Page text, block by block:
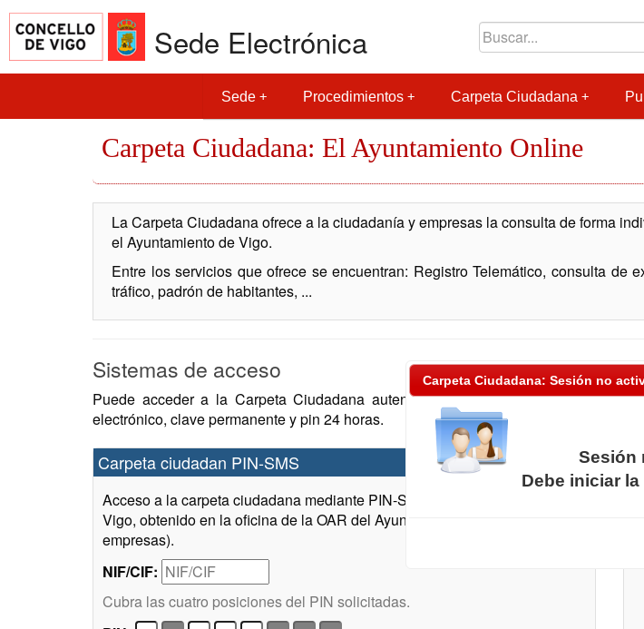
Sede Electrónica
Sede Procedimientos Carpeta Ciudadana
Carpeta Ciudadana: El Ayuntamiento Online
La Carpeta Ciudadana ofrece a la ciudadanía y empresas la consulta de forma
el Ayuntamiento de Vigo.
Entre los servicios que ofrece se encuentran: Registro Telemático, consulta de
tráfico, padrón de habitantes, ...
Sistemas de acceso
Puede acceder a la Carpeta Ciudadana autenticándose de las siguientes
electrónico, clave permanente y pin 24 horas.
Carpeta ciudadan PIN-SMS
Acceso a la carpeta ciudadana mediante PIN-SMS del Ayuntamiento de
Vigo, obtenido en la oficina de la OAR del Ayuntamiento (ciudadanía y
empresas).
NIF/CIF:
Cubra las cuatro posiciones del PIN solicitadas.
Carpeta Ciudadana: Sesión no
Sesión
Debe iniciar